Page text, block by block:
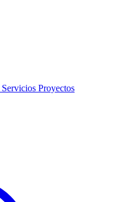
Servicios Proyectos